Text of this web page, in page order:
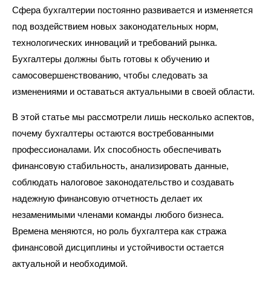
Сфера бухгалтерии постоянно развивается и изменяется
под воздействием новых законодательных норм,
технологических инноваций и требований рынка.
Бухгалтеры должны быть готовы к обучению и
самосовершенствованию, чтобы следовать за
изменениями и оставаться актуальными в своей области.
В этой статье мы рассмотрели лишь несколько аспектов,
почему бухгалтеры остаются востребованными
профессионалами. Их способность обеспечивать
финансовую стабильность, анализировать данные,
соблюдать налоговое законодательство и создавать
надежную финансовую отчетность делает их
незаменимыми членами команды любого бизнеса.
Времена меняются, но роль бухгалтера как стража
финансовой дисциплины и устойчивости остается
актуальной и необходимой.